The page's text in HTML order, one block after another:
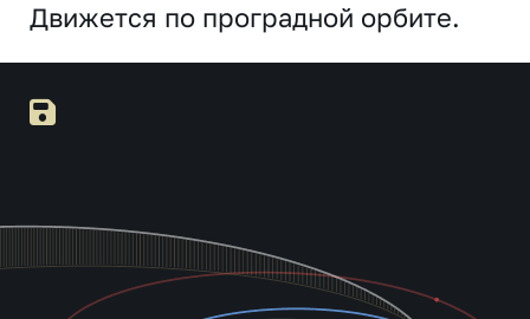
Движется по проградной орбите.